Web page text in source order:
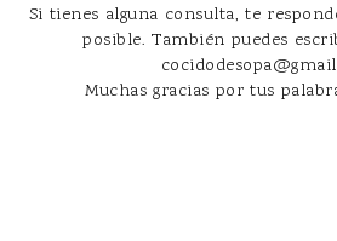
Si tienes alguna consulta, te
posible. También puedes
Muchas gracias por tus